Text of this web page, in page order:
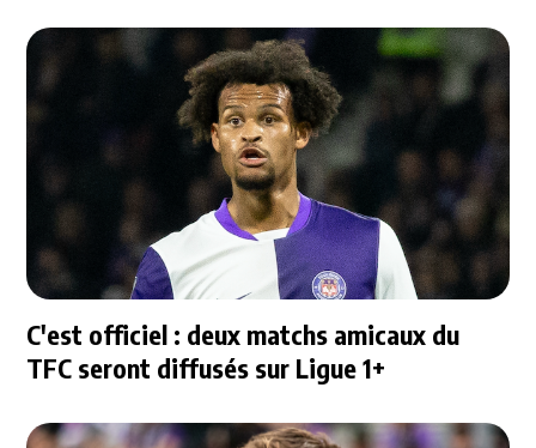
C'est officiel : deux matchs amicaux du
TFC seront diffusés sur Ligue 1+